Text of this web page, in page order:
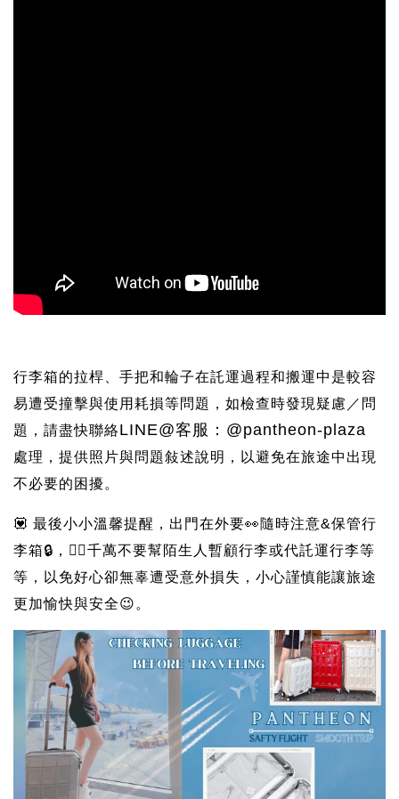
行李箱的拉桿、手把和輪子在託運過程和搬運中是較容
易遭受撞擊與使用耗損等問題，如檢查時發現疑慮／問
題，請盡快聯絡LINE@客服：@pantheon-plaza
處理，提供照片與問題敍述說明，以避免在旅途中出現
不必要的困擾。
💟 最後小小溫馨提醒，出門在外要👀隨時注意&保管行
李箱🔒，🙅‍♀️千萬不要幫陌生人暫顧行李或代託運行李等
等，以免好心卻無辜遭受意外損失，小心謹慎能讓旅途
更加愉快與安全😉。